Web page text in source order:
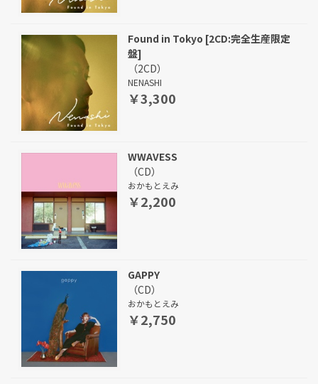
Found in Tokyo [2CD:完全生産限定
盤]
（2CD）
NENASHI
￥3,300
WWAVESS
（CD）
おかもとえみ
￥2,200
GAPPY
（CD）
おかもとえみ
￥2,750